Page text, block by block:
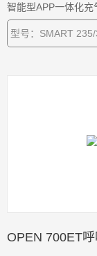
智能型APP一体化充气平台 智能型呼吸空气充气系统
气系统 意大利COLTRI公司中国区代理商和技术服务中心，直接从国
外整机进口COLTRI
型号：SMART
OPEN 700ET